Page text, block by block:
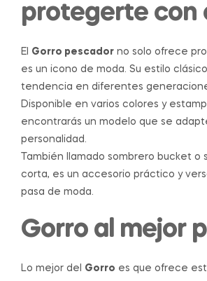
protegerte con
El Gorro pescador no solo ofrece
es un icono de moda. Su estilo
tendencia en diferentes
Disponible en varios colores y
encontrarás un modelo que se
personalidad.
También llamado sombrero bucket o
corta, es un accesorio práctico y
pasa de moda.
Gorro al mejor
Lo mejor del Gorro es que ofrece